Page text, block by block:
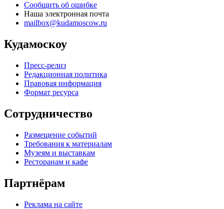
Сообщить об ошибке
Наша электронная почта
mailbox@kudamoscow.ru
Кудамоскоу
Пресс-релиз
Редакционная политика
Правовая информация
Формат ресурса
Сотрудничество
Размещение событий
Требования к материалам
Музеям и выставкам
Ресторанам и кафе
Партнёрам
Реклама на сайте